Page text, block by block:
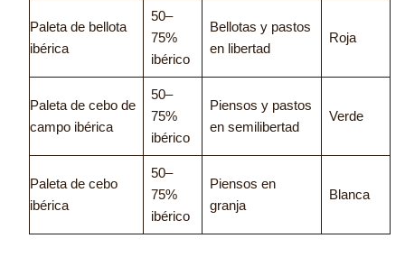
Paleta de bellota
ibérica
50–
75%
ibérico
Bellotas y pastos
en libertad
Roja
Paleta de cebo de
campo ibérica
50–
75%
ibérico
Piensos y pastos
en semilibertad
Verde
Paleta de cebo
ibérica
50–
75%
ibérico
Piensos en
granja
Blanca